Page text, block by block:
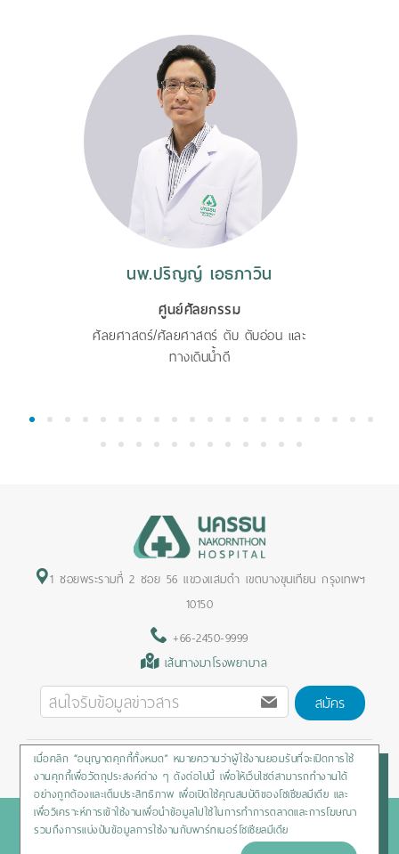
นพ.ปริญญ์ เอธภาวิน
ศูนย์ศัลยกรรม
ศัลยศาสตร์/ศัลยศาสตร์ ตับ ตับอ่อน และ
ทางเดินน้ำดี
1 2 3 4 5 6 7 8 9 10 11 12 13 14 15 16 17 18 19 20
21 22 23 24 25 26 27 28 29 30 31 32
1 ซอยพระรามที่ 2 ซอย 56 แขวงแสมดำ เขตบางขุนเทียน กรุงเทพฯ
10150
+66-2450-9999
เส้นทางมาโรงพยาบาล
สมัคร
Privacy Policy/Cookies Policy/Sitemap/สิทธิผู้ป่วย
Copyright © 2020 Nakornthon Hospital. All rights reserved
เมื่อคลิก “อนุญาตคุกกี้ทั้งหมด” หมายความว่าผู้ใช้งานยอมรับที่จะเปิดการใช้
งานคุกกี้เพื่อวัตถุประสงค์ต่าง ๆ ดังต่อไปนี้ เพื่อให้เว็บไซต์สามารถทำงานได้
อย่างถูกต้องและเต็มประสิทธิภาพ เพื่อเปิดใช้คุณสมบัติของโซเชียลมีเดีย และ
เพื่อวิเคราะห์การเข้าใช้งานเพื่อนำข้อมูลไปใช้ในการทำการตลาดและการโฆษณา
รวมถึงการแบ่งปันข้อมูลการใช้งานกับพาร์ทเนอร์โซเชียลมีเดีย